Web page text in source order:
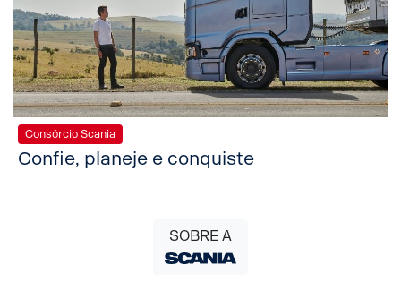
Consórcio Scania
Confie, planeje e conquiste
SOBRE A